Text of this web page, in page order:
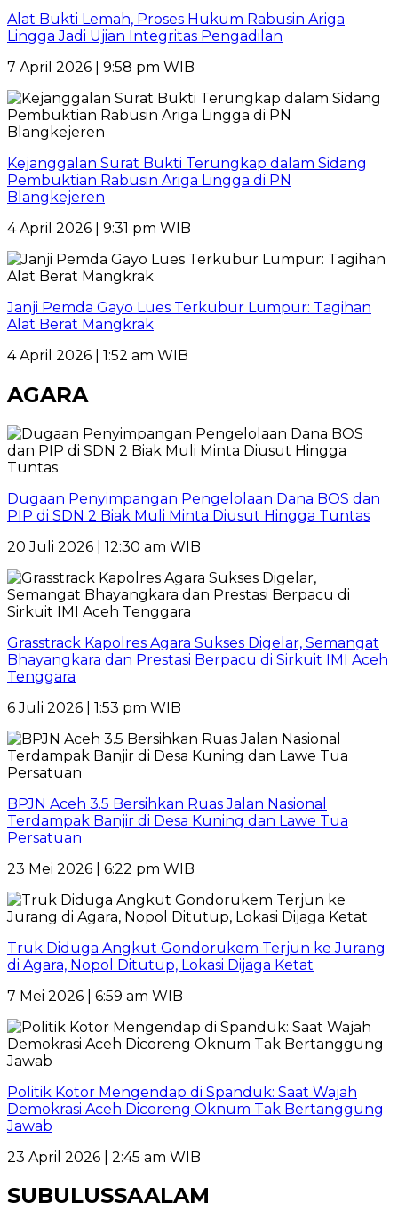
Alat Bukti Lemah, Proses Hukum Rabusin Ariga
Lingga Jadi Ujian Integritas Pengadilan
7 April 2026 | 9:58 pm WIB
Kejanggalan Surat Bukti Terungkap dalam Sidang
Pembuktian Rabusin Ariga Lingga di PN
Blangkejeren
4 April 2026 | 9:31 pm WIB
Janji Pemda Gayo Lues Terkubur Lumpur: Tagihan
Alat Berat Mangkrak
4 April 2026 | 1:52 am WIB
AGARA
Dugaan Penyimpangan Pengelolaan Dana BOS dan
PIP di SDN 2 Biak Muli Minta Diusut Hingga Tuntas
20 Juli 2026 | 12:30 am WIB
Grasstrack Kapolres Agara Sukses Digelar, Semangat
Bhayangkara dan Prestasi Berpacu di Sirkuit IMI Aceh
Tenggara
6 Juli 2026 | 1:53 pm WIB
BPJN Aceh 3.5 Bersihkan Ruas Jalan Nasional
Terdampak Banjir di Desa Kuning dan Lawe Tua
Persatuan
23 Mei 2026 | 6:22 pm WIB
Truk Diduga Angkut Gondorukem Terjun ke Jurang
di Agara, Nopol Ditutup, Lokasi Dijaga Ketat
7 Mei 2026 | 6:59 am WIB
Politik Kotor Mengendap di Spanduk: Saat Wajah
Demokrasi Aceh Dicoreng Oknum Tak Bertanggung
Jawab
23 April 2026 | 2:45 am WIB
SUBULUSSAALAM